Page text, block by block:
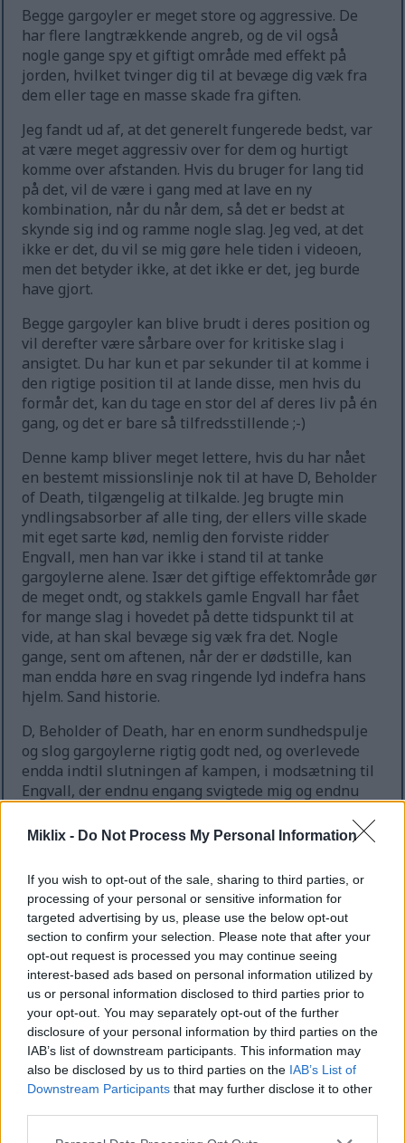
Miklix - Do Not Process My Personal Information
If you wish to opt-out of the sale, sharing to third parties, or
processing of your personal or sensitive information for
targeted advertising by us, please use the below opt-out
section to confirm your selection. Please note that after your
opt-out request is processed you may continue seeing
interest-based ads based on personal information utilized by
us or personal information disclosed to third parties prior to
your opt-out. You may separately opt-out of the further
disclosure of your personal information by third parties on the
IAB’s list of downstream participants. This information may
also be disclosed by us to third parties on the IAB’s List of
Downstream Participants that may further disclose it to other
Please note that this website/app uses one or more Google
Begge gargoyler er meget store og aggressive. De
har flere langtrækkende angreb, og de vil også
nogle gange spy et giftigt område med effekt på
jorden, hvilket tvinger dig til at bevæge dig væk fra
dem eller tage en masse skade fra giften.
Jeg fandt ud af, at det generelt fungerede bedst, var
at være meget aggressiv over for dem og hurtigt
komme over afstanden. Hvis du bruger for lang tid
på det, vil de være i gang med at lave en ny
kombination, når du når dem, så det er bedst at
skynde sig ind og ramme nogle slag. Jeg ved, at det
ikke er det, du vil se mig gøre hele tiden i videoen,
men det betyder ikke, at det ikke er det, jeg burde
have gjort.
Begge gargoyler kan blive brudt i deres position og
vil derefter være sårbare over for kritiske slag i
ansigtet. Du har kun et par sekunder til at komme i
den rigtige position til at lande disse, men hvis du
formår det, kan du tage en stor del af deres liv på én
gang, og det er bare så tilfredsstillende ;-)
Denne kamp bliver meget lettere, hvis du har nået
en bestemt missionslinje nok til at have D, Beholder
of Death, tilgængelig at tilkalde. Jeg brugte min
yndlingsabsorber af alle ting, der ellers ville skade
mit eget sarte kød, nemlig den forviste ridder
Engvall, men han var ikke i stand til at tanke
gargoylerne alene. Især det giftige effektområde gør
de meget ondt, og stakkels gamle Engvall har fået
for mange slag i hovedet på dette tidspunkt til at
vide, at han skal bevæge sig væk fra det. Nogle
gange, sent om aftenen, når der er dødstille, kan
man endda høre en svag ringende lyd indefra hans
hjelm. Sand historie.
D, Beholder of Death, har en enorm sundhedspulje
og slog gargoylerne rigtig godt ned, og overlevede
endda indtil slutningen af kampen, i modsætning til
Engvall, der endnu engang svigtede mig og endnu
tjeneste, hvis han ikke tager sig sammen. Jeg
jeg ikke lige nu har noget bedre tilgængeligt at
tilkalde, og at han udnytter det.
Jeg spiller som en for det meste
Behændighedsbaseret build. Mit nærkampsvåben
er Vogterens Sværdspyd med Skarp Affinitet og
Hellig Kling Ash of War. Mine afstandsvåben er
Langbue og Kortbue. Jeg var runeniveau 85, da
denne video blev optaget. Jeg er ikke helt sikker på,
om det generelt anses for passende, men spillets
sværhedsgrad virker rimelig for mig – jeg vil have
det optimale punkt, der ikke er sindsoprivende let